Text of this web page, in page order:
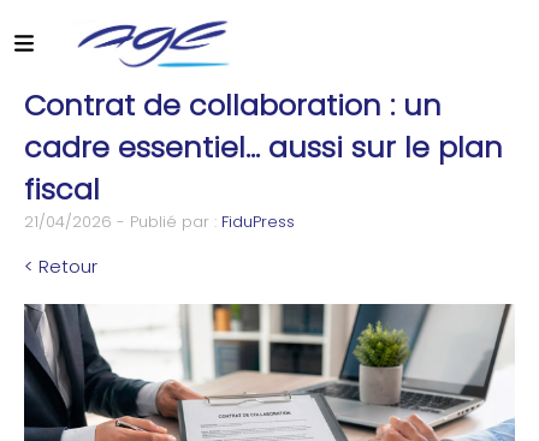
Contrat de collaboration : un
cadre essentiel… aussi sur le plan
fiscal
21/04/2026 - Publié par : FiduPress
< Retour